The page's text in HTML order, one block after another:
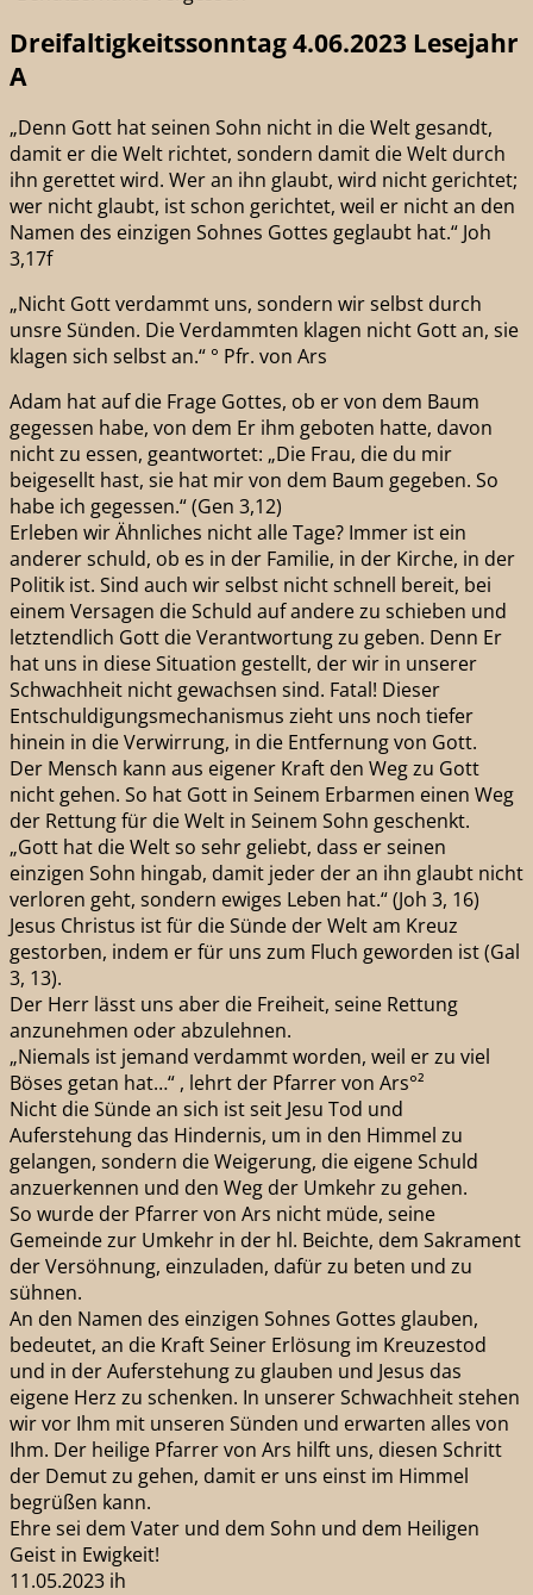
Dreifaltigkeitssonntag 4.06.2023 Lesejahr
A
„Denn Gott hat seinen Sohn nicht in die Welt gesandt,
damit er die Welt richtet, sondern damit die Welt durch
ihn gerettet wird. Wer an ihn glaubt, wird nicht gerichtet;
wer nicht glaubt, ist schon gerichtet, weil er nicht an den
Namen des einzigen Sohnes Gottes geglaubt hat.“ Joh
3,17f
„Nicht Gott verdammt uns, sondern wir selbst durch
unsre Sünden. Die Verdammten klagen nicht Gott an, sie
klagen sich selbst an.“ ° Pfr. von Ars
Adam hat auf die Frage Gottes, ob er von dem Baum
gegessen habe, von dem Er ihm geboten hatte, davon
nicht zu essen, geantwortet: „Die Frau, die du mir
beigesellt hast, sie hat mir von dem Baum gegeben. So
habe ich gegessen.“ (Gen 3,12)
Erleben wir Ähnliches nicht alle Tage? Immer ist ein
anderer schuld, ob es in der Familie, in der Kirche, in der
Politik ist. Sind auch wir selbst nicht schnell bereit, bei
einem Versagen die Schuld auf andere zu schieben und
letztendlich Gott die Verantwortung zu geben. Denn Er
hat uns in diese Situation gestellt, der wir in unserer
Schwachheit nicht gewachsen sind. Fatal! Dieser
Entschuldigungsmechanismus zieht uns noch tiefer
hinein in die Verwirrung, in die Entfernung von Gott.
Der Mensch kann aus eigener Kraft den Weg zu Gott
nicht gehen. So hat Gott in Seinem Erbarmen einen Weg
der Rettung für die Welt in Seinem Sohn geschenkt.
„Gott hat die Welt so sehr geliebt, dass er seinen
einzigen Sohn hingab, damit jeder der an ihn glaubt nicht
verloren geht, sondern ewiges Leben hat.“ (Joh 3, 16)
Jesus Christus ist für die Sünde der Welt am Kreuz
gestorben, indem er für uns zum Fluch geworden ist (Gal
3, 13).
Der Herr lässt uns aber die Freiheit, seine Rettung
anzunehmen oder abzulehnen.
„Niemals ist jemand verdammt worden, weil er zu viel
Böses getan hat…“ , lehrt der Pfarrer von Ars°²
Nicht die Sünde an sich ist seit Jesu Tod und
Auferstehung das Hindernis, um in den Himmel zu
gelangen, sondern die Weigerung, die eigene Schuld
anzuerkennen und den Weg der Umkehr zu gehen.
So wurde der Pfarrer von Ars nicht müde, seine
Gemeinde zur Umkehr in der hl. Beichte, dem Sakrament
der Versöhnung, einzuladen, dafür zu beten und zu
sühnen.
An den Namen des einzigen Sohnes Gottes glauben,
bedeutet, an die Kraft Seiner Erlösung im Kreuzestod
und in der Auferstehung zu glauben und Jesus das
eigene Herz zu schenken. In unserer Schwachheit stehen
wir vor Ihm mit unseren Sünden und erwarten alles von
Ihm. Der heilige Pfarrer von Ars hilft uns, diesen Schritt
der Demut zu gehen, damit er uns einst im Himmel
begrüßen kann.
Ehre sei dem Vater und dem Sohn und dem Heiligen
Geist in Ewigkeit!
11.05.2023 ih